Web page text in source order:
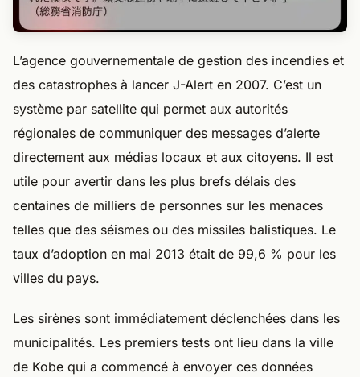
L’agence gouvernementale de gestion des incendies et
des catastrophes à lancer J-Alert en 2007. C’est un
système par satellite qui permet aux autorités
régionales de communiquer des messages d’alerte
directement aux médias locaux et aux citoyens. Il est
utile pour avertir dans les plus brefs délais des
centaines de milliers de personnes sur les menaces
telles que des séismes ou des missiles balistiques. Le
taux d’adoption en mai 2013 était de 99,6 % pour les
villes du pays.
Les sirènes sont immédiatement déclenchées dans les
municipalités. Les premiers tests ont lieu dans la ville
de Kobe qui a commencé à envoyer ces données